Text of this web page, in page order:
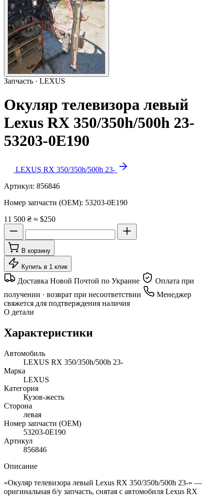
Запчасть · LEXUS
Окуляр телевизора левый
Lexus RX 350/350h/500h 23-
53203-0E190
LEXUS RX 350/350h/500h 23-
Артикул: 856846
Номер запчасти (OEM): 53203-0E190
11 500 ₴ ≈ $250
В корзину
Купить в 1 клик
Доставка Новой Почтой по Украине
Оплата при
получении · возврат при несоответствии
Менеджер
свяжется для подтверждения наличия
О детали
Характеристики
Автомобиль
LEXUS RX 350/350h/500h 23-
Марка
LEXUS
Категория
Кузов-жесть
Сторона
левая
Номер запчасти (OEM)
53203-0E190
Артикул
856846
Описание
«Окуляр телевизора левый Lexus RX 350/350h/500h 23-» —
оригинальная б/у запчасть, снятая с автомобиля Lexus RX